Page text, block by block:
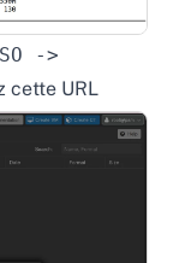
->
cette URL